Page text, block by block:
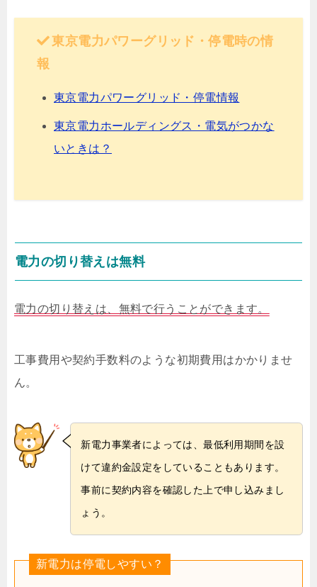
東京電力パワーグリッド・停電時の情
報
東京電力パワーグリッド・停電情報
東京電力ホールディングス・電気がつかな
いときは？
電力の切り替えは無料
電力の切り替えは、無料で行うことができます。
工事費用や契約手数料のような初期費用はかかりませ
ん。
新電力事業者によっては、最低利用期間を設
けて違約金設定をしていることもあります。
事前に契約内容を確認した上で申し込みまし
ょう。
新電力は停電しやすい？